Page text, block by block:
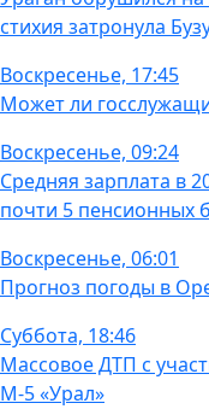
стихия затронула
Воскресенье, 17:45
Может ли
Воскресенье, 09:24
Средняя зарплата в
почти 5 пенсионных
Воскресенье, 06:01
Прогноз погоды в
Суббота, 18:46
Массовое ДТП с
М-5 «Урал»